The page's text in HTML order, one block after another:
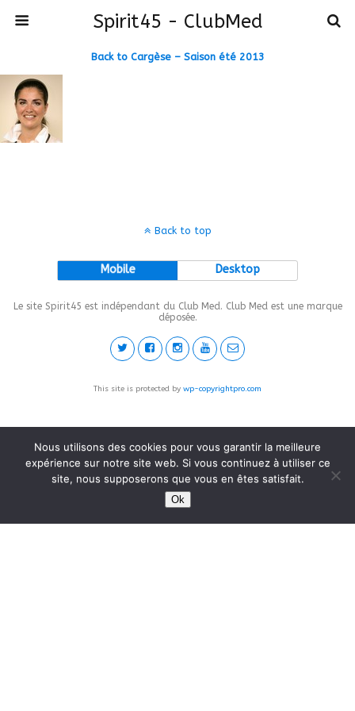
Spirit45 - ClubMed
Back to Cargèse – Saison été 2013
Back to top
Mobile Desktop
Le site Spirit45 est indépendant du Club Med. Club Med est une marque
déposée.
This site is protected by wp-copyrightpro.com
Nous utilisons des cookies pour vous garantir la meilleure
expérience sur notre site web. Si vous continuez à utiliser ce
site, nous supposerons que vous en êtes satisfait.
Ok